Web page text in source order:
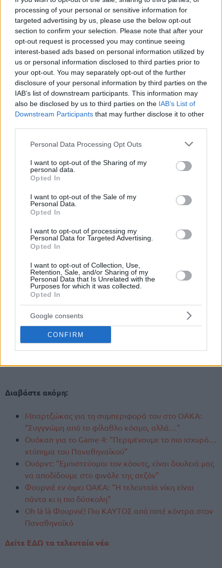
processing of your personal or sensitive information for
targeted advertising by us, please use the below opt-out
section to confirm your selection. Please note that after your
opt-out request is processed you may continue seeing
interest-based ads based on personal information utilized by
us or personal information disclosed to third parties prior to
your opt-out. You may separately opt-out of the further
disclosure of your personal information by third parties on the
IAB’s list of downstream participants. This information may
also be disclosed by us to third parties on the IAB’s List of
Downstream Participants that may further disclose it to other
Please note that this website/app uses one or more Google
not limited to your visit or usage behaviour. You may click to
grant or deny consent to Google and its third-party tags to
use your data for below specified purposes in below Google
consent section.
Personal Data Processing Opt Outs
I want to opt-out of the Sharing of my
personal data.
Opted In
I want to opt-out of the Sale of my
Personal Data.
Opted In
I want to opt-out of processing my
Personal Data for Targeted Advertising.
Opted In
I want to opt-out of Collection, Use,
Retention, Sale, and/or Sharing of my
Personal Data that Is Unrelated with the
Purposes for which it was collected.
Opted In
Google consents
CONFIRM
“Ο Παπανικολάου είχε ενοχλήσεις στη μέση, έκανε ένεση
πριν το ματς και δεν ήταν 100% έτοιμος. Δε θέλαμε να
επιδεινώσουμε την κατάστασή του”.
Διαβάστε ακόμη:
Μπαρτζώκας για τη συμπεριφορά του στο ΟΑΚΑ:
“Συγγνώμη από το φίλαθλο κόσμο, αλλά…”
Ουόκαπ για το Game 4: “Περιμένουμε το πιο ισχυρό…
χτύπημα του Παναθηναϊκού”
Ουόρντ: “Εμπιστεύομαι τον κόουτς, είναι δουλειά μας
να αποδίδουμε στο φινάλε της σεζόν”
Φουρνιέ εν όψει ΟΑΚΑ: “Η τελευταία νίκη είναι
πάντα κι η πιο δύσκολη”
Oh là là Φουρνιέ! Πιο ΚΑΥΤΟΣ από ποτέ κόντρα στον
Παναθηναϊκό
Δείτε ΕΔΩ τα τελευταία νέα